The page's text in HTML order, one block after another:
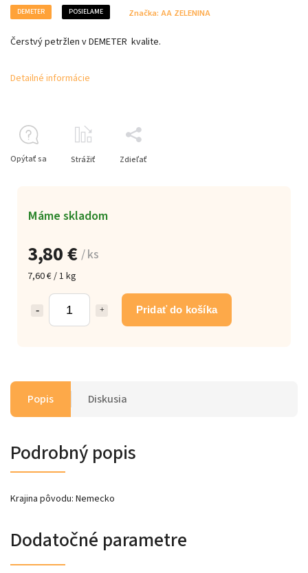
DEMETER POSIELAME Značka: AA ZELENINA
3,80 € / ks
7,60 € / 1 kg
Pridať do košíka
Máme skladom
Čerstvý petržlen v DEMETER kvalite.
Detailné informácie
Opýtať sa Strážiť Zdieľať
Popis Diskusia
Podrobný popis
Krajina pôvodu: Nemecko
Dodatočné parametre